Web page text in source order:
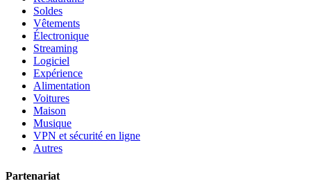
Soldes
Vêtements
Électronique
Streaming
Logiciel
Expérience
Alimentation
Voitures
Maison
Musique
VPN et sécurité en ligne
Autres
Partenariat